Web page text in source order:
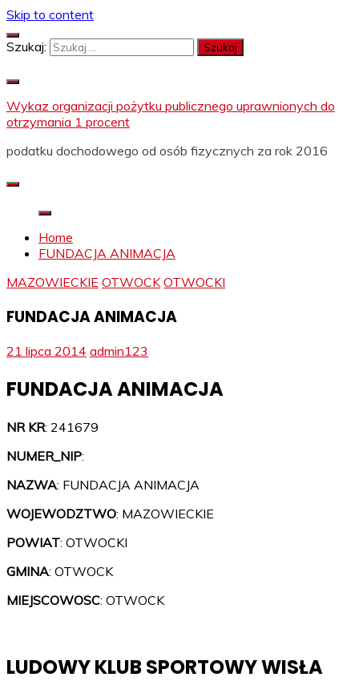
Skip to content
Szukaj:
Wykaz organizacji pożytku publicznego uprawnionych do
otrzymania 1 procent
podatku dochodowego od osób fizycznych za rok 2016
Home
FUNDACJA ANIMACJA
MAZOWIECKIE OTWOCK OTWOCKI
FUNDACJA ANIMACJA
21 lipca 2014 admin123
FUNDACJA ANIMACJA
NR KR: 241679
NUMER_NIP:
NAZWA: FUNDACJA ANIMACJA
WOJEWODZTWO: MAZOWIECKIE
POWIAT: OTWOCKI
GMINA: OTWOCK
MIEJSCOWOSC: OTWOCK
LUDOWY KLUB SPORTOWY WISŁA